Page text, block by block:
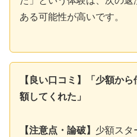
ある可能性が高いです。
【良い口コミ】「少額か
額してくれた」
【注意点・論破】 少額ス